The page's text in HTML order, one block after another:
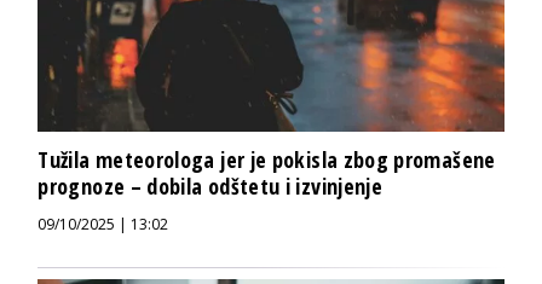
Tužila meteorologa jer je pokisla zbog promašene
prognoze – dobila odštetu i izvinjenje
09/10/2025 | 13:02